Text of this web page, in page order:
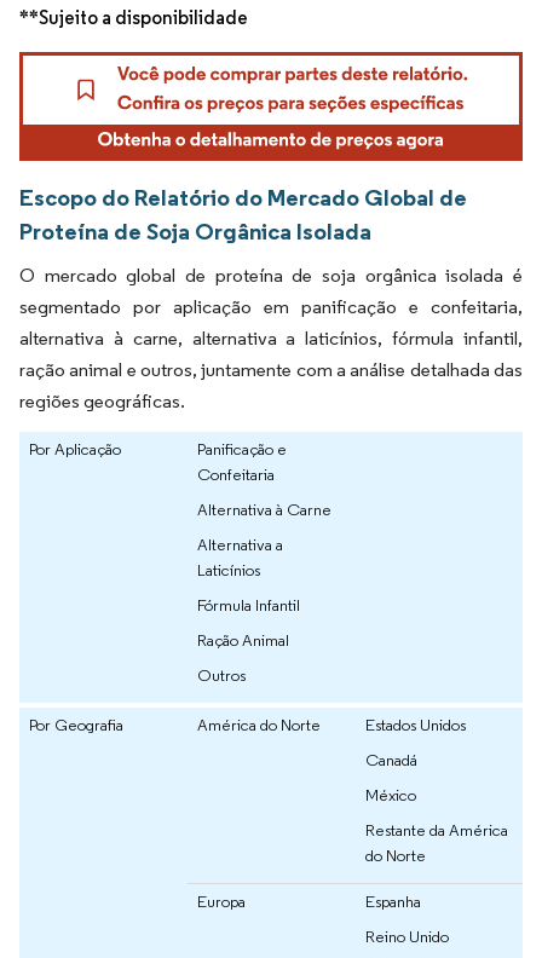
**Sujeito a disponibilidade
Escopo do Relatório do Mercado Global de
Proteína de Soja Orgânica Isolada
O mercado global de proteína de soja orgânica isolada é
segmentado por aplicação em panificação e confeitaria,
alternativa à carne, alternativa a laticínios, fórmula infantil,
ração animal e outros, juntamente com a análise detalhada das
regiões geográficas.
Por Aplicação
Panificação e
Confeitaria
Alternativa à Carne
Alternativa a
Laticínios
Fórmula Infantil
Ração Animal
Outros
Por Geografia América do Norte
Estados Unidos
Canadá
México
Restante da América
do Norte
Europa
Espanha
Reino Unido